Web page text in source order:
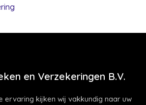
en Verzekeringen B.V.
ervaring kijken wij vakkundig naar uw